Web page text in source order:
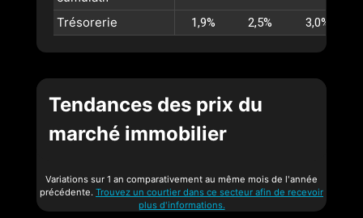
Trésorerie
1,9% 2,5% 3,0%
Tendances des prix du
marché immobilier
Variations sur 1 an comparativement au même mois de l'année
précédente. Trouvez un courtier dans ce secteur afin de recevoir
plus d'informations.